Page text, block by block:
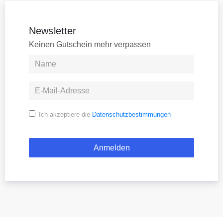
Newsletter
Keinen Gutschein mehr verpassen
Ich akzeptiere die Datenschutzbestimmungen